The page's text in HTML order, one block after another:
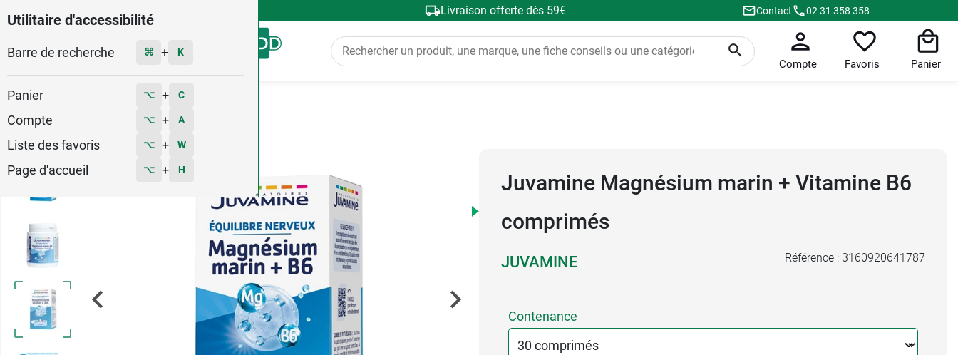
Utilitaire d'accessibilité
Barre de recherche ⌘ + K
Panier ⌥ + C
Compte ⌥ + A
Liste des favoris ⌥ + W
Page d'accueil ⌥ + H
Livraison offerte dès 59€ Contact 02 31 358 358
Menu
Compte Favoris Panier
Juvamine Magnésium marin + Vitamine B6
comprimés
JUVAMINE Référence : 3160920641787
Contenance